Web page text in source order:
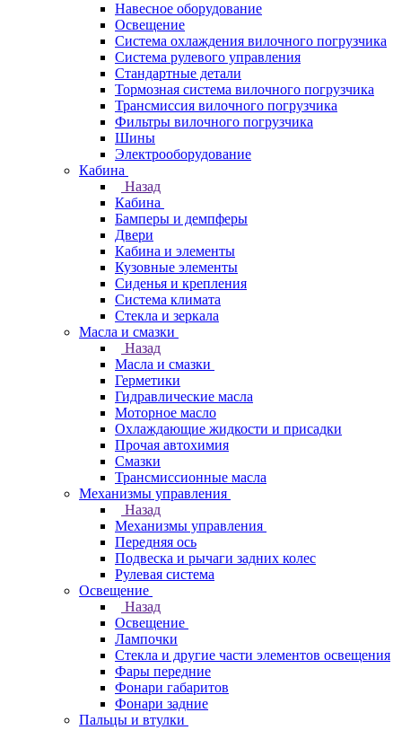
Навесное оборудование
Освещение
Система охлаждения вилочного погрузчика
Система рулевого управления
Стандартные детали
Тормозная система вилочного погрузчика
Трансмиссия вилочного погрузчика
Фильтры вилочного погрузчика
Шины
Электрооборудование
Кабина
Назад
Кабина
Бамперы и демпферы
Двери
Кабина и элементы
Кузовные элементы
Сиденья и крепления
Система климата
Стекла и зеркала
Масла и смазки
Назад
Масла и смазки
Герметики
Гидравлические масла
Моторное масло
Охлаждающие жидкости и присадки
Прочая автохимия
Смазки
Трансмиссионные масла
Механизмы управления
Назад
Механизмы управления
Передняя ось
Подвеска и рычаги задних колес
Рулевая система
Освещение
Назад
Освещение
Лампочки
Стекла и другие части элементов освещения
Фары передние
Фонари габаритов
Фонари задние
Пальцы и втулки